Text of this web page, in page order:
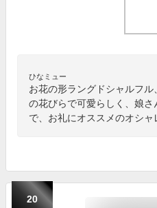
ひなミュー
お花の形ラングドシャルフ
の花びらで可愛らしく、娘
で、お礼にオススメのオシャ
20